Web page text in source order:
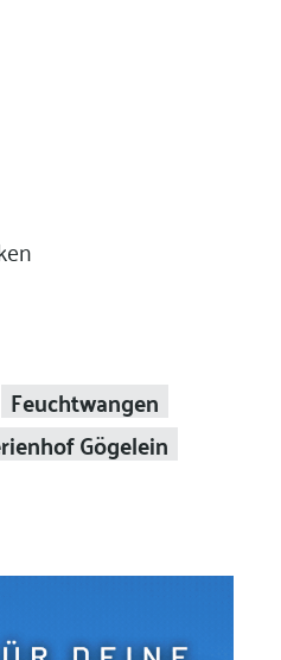
Feuchtwangen
Gögelein